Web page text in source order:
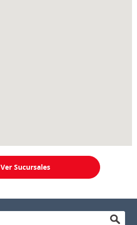
Ver Sucursales